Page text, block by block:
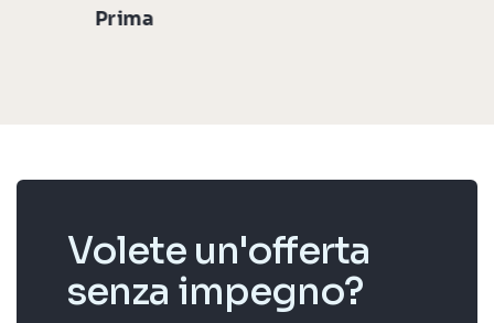
Volete un'offerta
senza impegno?